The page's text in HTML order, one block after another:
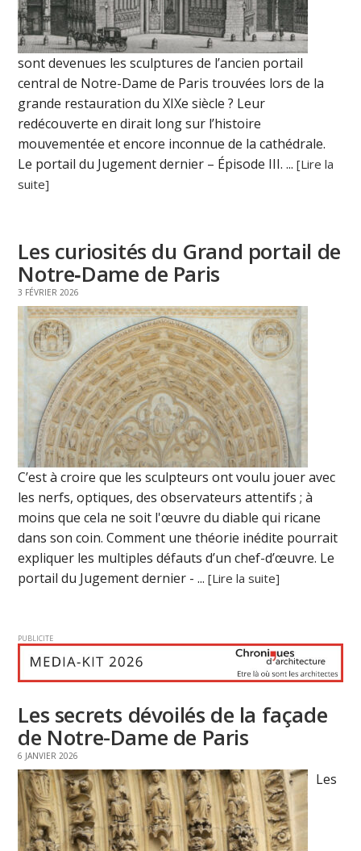
sont devenues les sculptures de l’ancien portail
central de Notre-Dame de Paris trouvées lors de la
grande restauration du XIXe siècle ? Leur
redécouverte en dirait long sur l’histoire
mouvementée et encore inconnue de la cathédrale.
Le portail du Jugement dernier – Épisode III. ...[Lire la
suite]
Les curiosités du Grand portail de
Notre‑Dame de Paris
3 FÉVRIER 2026
C’est à croire que les sculpteurs ont voulu jouer avec
les nerfs, optiques, des observateurs attentifs ; à
moins que cela ne soit l'œuvre du diable qui ricane
dans son coin. Comment une théorie inédite pourrait
expliquer les multiples défauts d’un chef-d’œuvre. Le
portail du Jugement dernier - ...[Lire la suite]
PUBLICITE
Les secrets dévoilés de la façade
de Notre-Dame de Paris
6 JANVIER 2026
Les